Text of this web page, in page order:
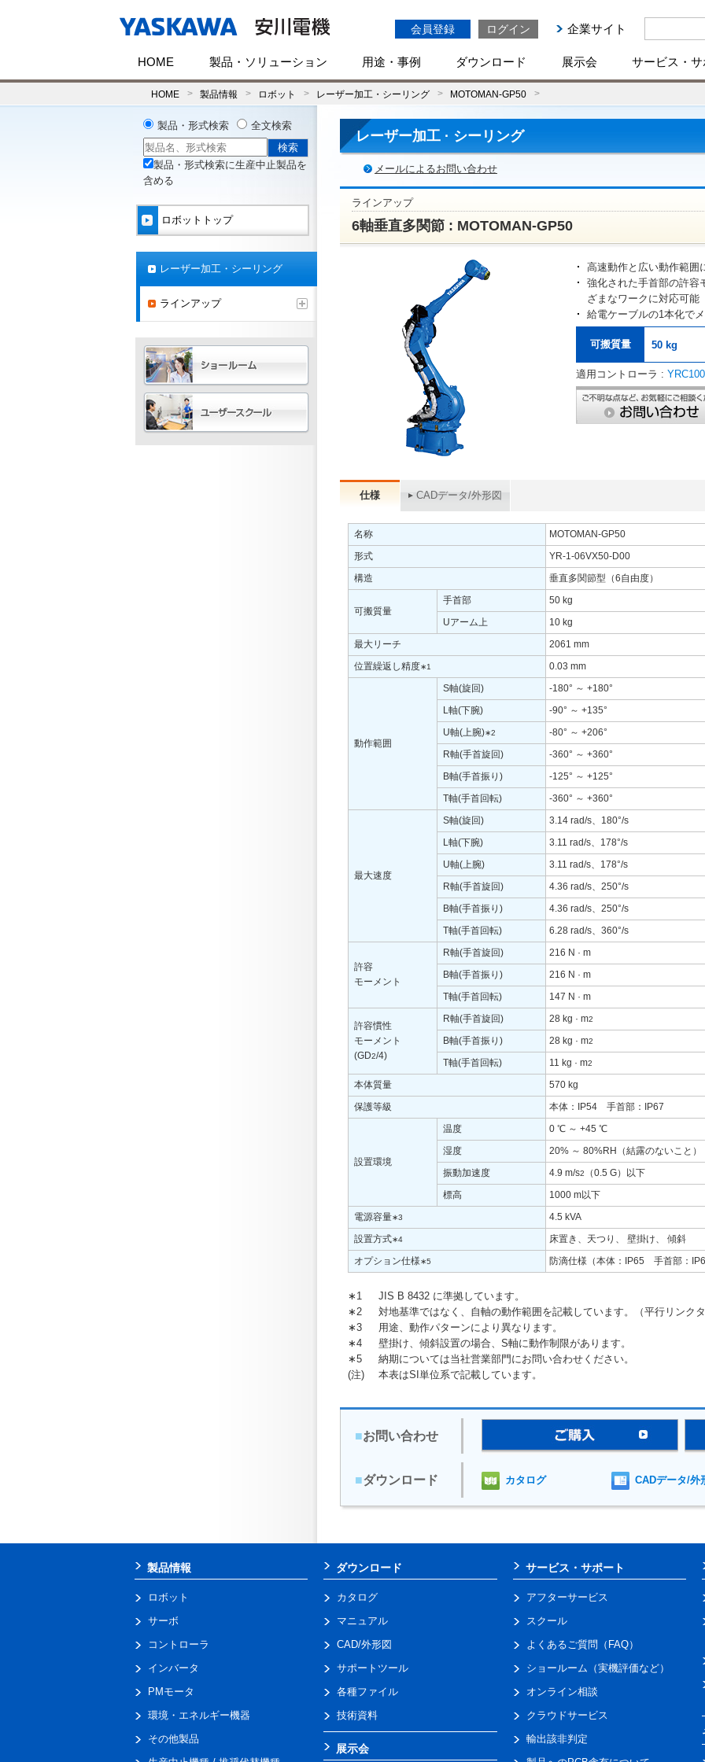
会員登録 ログイン 企業サイト
HOME 製品・ソリューション 用途・事例 ダウンロード 展示会 サービス・
HOME 製品情報 ロボット レーザー加工・シーリング MOTOMAN-GP50
レーザー加工 · シーリング
メールによるお問い合わせ
ラインアップ
6軸垂直多関節 : MOTOMAN-GP50
高速動作と広い動作範囲
強化された手首部の許容
ざまなワークに対応可能
給電ケーブルの1本化で
可搬質量 50 kg
適用コントローラ :
仕様 CADデータ/外形図
名称
MOTOMAN-GP50
形式
YR-1-06VX50-D00
構造
垂直多関節型（6自由度）
可搬質量
手首部
50 kg
Uアーム上
10 kg
最大リーチ
2061 mm
位置繰返し精度∗1 0.03 mm
動作範囲
S軸(旋回)
-180° ～ +180°
L軸(下腕)
-90° ～ +135°
U軸(上腕)∗2
-80° ～ +206°
R軸(手首旋回)
-360° ～ +360°
B軸(手首振り)
-125° ～ +125°
T軸(手首回転)
-360° ～ +360°
最大速度
S軸(旋回)
3.14 rad/s、180°/s
L軸(下腕)
3.11 rad/s、178°/s
U軸(上腕)
3.11 rad/s、178°/s
R軸(手首旋回)
4.36 rad/s、250°/s
B軸(手首振り)
4.36 rad/s、250°/s
T軸(手首回転)
6.28 rad/s、360°/s
許容
モーメント
R軸(手首旋回)
216 N · m
B軸(手首振り)
216 N · m
T軸(手首回転)
147 N · m
許容慣性
モーメント
(GD2/4)
R軸(手首旋回) 28 kg · m2
B軸(手首振り) 28 kg · m2
T軸(手首回転) 11 kg · m2
本体質量
570 kg
保護等級
本体：IP54 手首部：IP67
設置環境
温度
0 ℃ ～ +45 ℃
湿度
20% ～ 80%RH（結露のないこと）
振動加速度
4.9 m/s2
（0.5 G）以下
標高
1000 m以下
電源容量∗3
4.5 kVA
設置方式∗4
床置き、天つり、 壁掛け、 傾斜
オプション仕様∗5 防滴仕様（本体：IP65 手首部：
∗1
JIS B 8432 に準拠しています。
∗2
対地基準ではなく、自軸の動作範囲を記載しています。（平行リンク
∗3
用途、動作パターンにより異なります。
∗4
壁掛け、傾斜設置の場合、S軸に動作制限があります。
∗5
納期については当社営業部門にお問い合わせください。
(注)
本表はSI単位系で記載しています。
■お問い合わせ
■ダウンロード カタログ CADデータ/外
製品・形式検索 全文検索
製品・形式検索に生産中止製品を
含める
ロボットトップ
レーザー加工・シーリング
ラインアップ
製品情報
ロボット
サーボ
コントローラ
インバータ
PMモータ
環境・エネルギー機器
その他製品
ダウンロード
カタログ
マニュアル
CAD/外形図
サポートツール
各種ファイル
技術資料
展示会
サービス・サポート
アフターサービス
スクール
よくあるご質問（FAQ）
ショールーム（実機評価など）
オンライン相談
クラウドサービス
輸出該非判定